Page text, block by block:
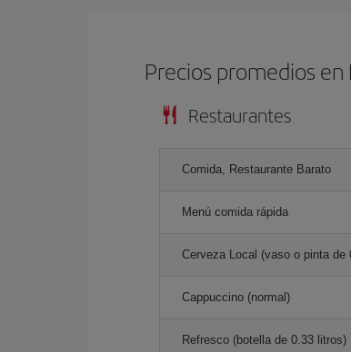
Precios promedios
Restaurantes
Comida, Restaurante Barato
Menú comida rápida
Cerveza Local (vaso o pinta de
Cappuccino (normal)
Refresco (botella de 0.33 litros)